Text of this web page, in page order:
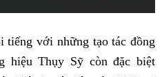
với những tạo tác đồng
hiệu Thụy Sỹ còn đặc biệt